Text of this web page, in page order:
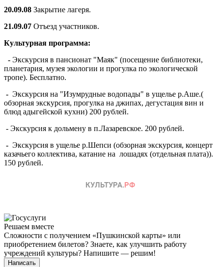
20.09.08 Закрытие лагеря.
21.09.07 Отъезд участников.
Культурная программа:
- Экскурсия в пансионат "Маяк" (посещение библиотеки,
планетария, музея экологии и прогулка по экологической
тропе). Бесплатно.
- Экскурсия на "Изумрудные водопады" в ущелье р.Аше.(
обзорная экскурсия, прогулка на джипах, дегустация вин и
блюд адыгейской кухни) 200 рублей.
- Экскурсия к дольмену в п.Лазаревское. 200 рублей.
- Экскурсия в ущелье р.Шепси (обзорная экскурсия, концерт
казачьего коллектива, катание на лошадях (отдельная плата)).
150 рублей.
Решаем вместе
Сложности с получением «Пушкинской карты» или
приобретением билетов? Знаете, как улучшить работу
учреждений культуры? Напишите — решим!
Написать